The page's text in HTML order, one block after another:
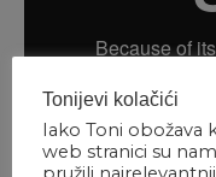
Tonijevi kolačići
Iako Toni obožava
web stranici su